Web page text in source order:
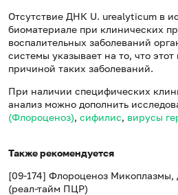
Отсутствие ДНК U. urealyticum в
биоматериале при клинических
воспалительных заболеваний
системы указывает на то, что этот
причиной таких заболеваний.
При наличии специфических
анализ можно дополнить
(Флороценоз), сифилис, вирусы
Также рекомендуется
[09-174] Флороценоз Микоплазмы,
(реал-тайм ПЦР)